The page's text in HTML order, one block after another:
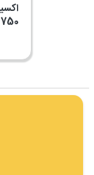
750 میلی لیتر (شماره 2)